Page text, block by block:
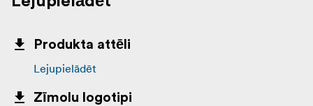
Produkta attēli
Lejupielādēt
Zīmolu logotipi